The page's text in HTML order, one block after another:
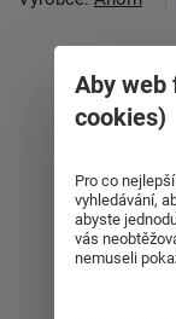
Aby web
cookies)
Pro co
vyhledávání,
abyste
vás
nemuseli